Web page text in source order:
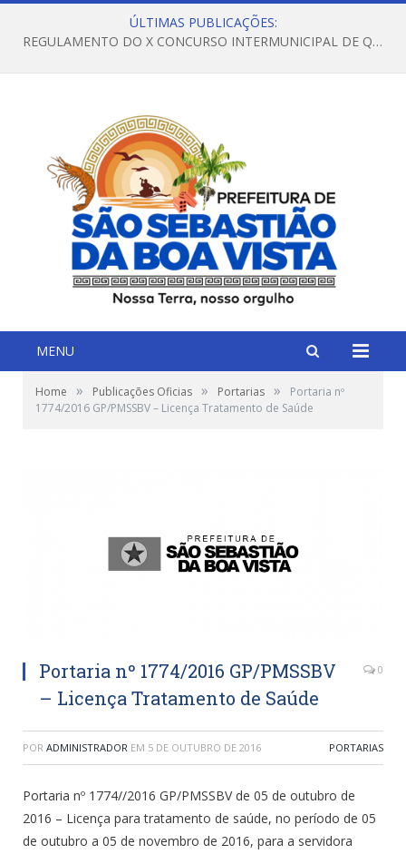
ÚLTIMAS PUBLICAÇÕES:
REGULAMENTO DO X CONCURSO INTERMUNICIPAL DE QUADRILHAS JUNINAS – 2026 – ARRAIÁ DA VENEZA
MENU
Home » Publicações Oficias » Portarias »
Portaria nº
1774/2016 GP/PMSSBV – Licença Tratamento de Saúde
Portaria nº 1774/2016 GP/PMSSBV
– Licença Tratamento de Saúde
0
POR ADMINISTRADOR EM 5 DE OUTUBRO DE 2016 PORTARIAS
Portaria nº 1774//2016 GP/PMSSBV de 05 de outubro de
2016 – Licença para tratamento de saúde, no período de 05
de outubro a 05 de novembro de 2016, para a servidora